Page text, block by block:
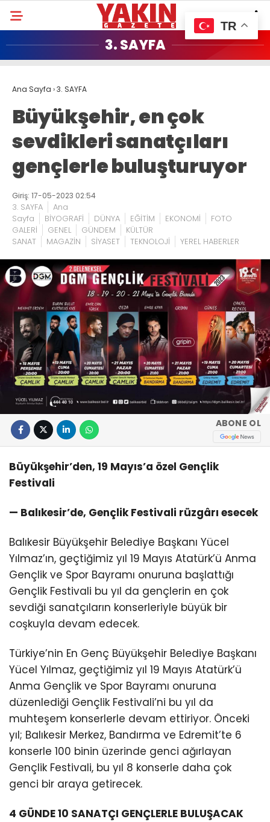
3. SAYFA
Ana Sayfa ›3. SAYFA
Büyükşehir, en çok
sevdikleri sanatçıları
gençlerle buluşturuyor
Giriş: 17-05-2023 02:54
3. SAYFA
Ana
Sayfa
BİYOGRAFİ DÜNYA EĞİTİM EKONOMİ
FOTO
GALERİ
GENEL GÜNDEM
KÜLTÜR
SANAT
MAGAZİN SİYASET TEKNOLOJİ YEREL HABERLER
ABONE OL
Büyükşehir’den, 19 Mayıs’a özel Gençlik
Festivali
— Balıkesir’de, Gençlik Festivali rüzgârı esecek
Balıkesir Büyükşehir Belediye Başkanı Yücel
Yılmaz’ın, geçtiğimiz yıl 19 Mayıs Atatürk’ü Anma
Gençlik ve Spor Bayramı onuruna başlattığı
Gençlik Festivali bu yıl da gençlerin en çok
sevdiği sanatçıların konserleriyle büyük bir
coşkuyla devam edecek.
Türkiye’nin En Genç Büyükşehir Belediye Başkanı
Yücel Yılmaz, geçtiğimiz yıl 19 Mayıs Atatürk’ü
Anma Gençlik ve Spor Bayramı onuruna
düzenlediği Gençlik Festivali’ni bu yıl da
muhteşem konserlerle devam ettiriyor. Önceki
yıl; Balıkesir Merkez, Bandırma ve Edremit’te 6
konserle 100 binin üzerinde genci ağırlayan
Gençlik Festivali, bu yıl 8 konserle daha çok
genci bir araya getirecek.
4 GÜNDE 10 SANATÇI GENÇLERLE BULUŞACAK
TR